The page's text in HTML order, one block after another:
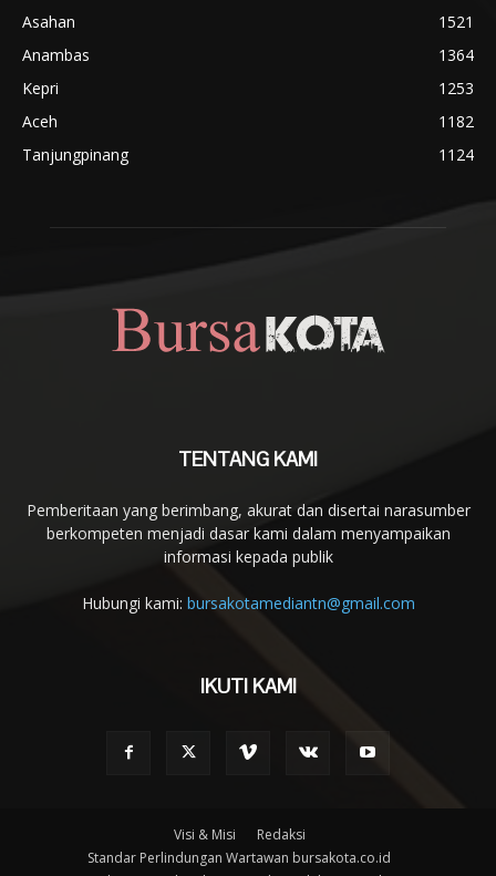
Asahan
1521
Anambas
1364
Kepri
1253
Aceh
1182
Tanjungpinang
1124
TENTANG KAMI
Pemberitaan yang berimbang, akurat dan disertai narasumber
berkompeten menjadi dasar kami dalam menyampaikan
informasi kepada publik
Hubungi kami: bursakotamediantn@gmail.com
IKUTI KAMI
Visi & Misi
Redaksi
Standar Perlindungan Wartawan bursakota.co.id